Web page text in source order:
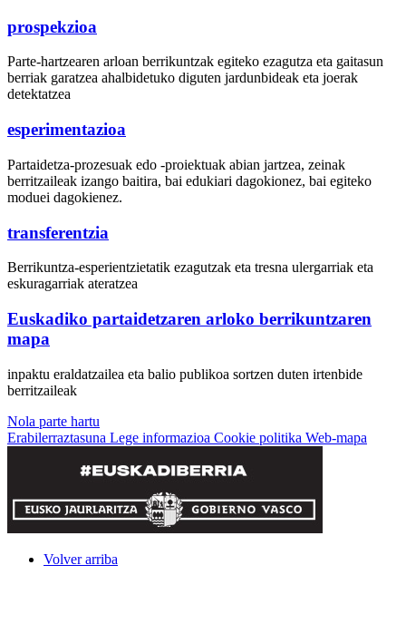
prospekzioa
Parte-hartzearen arloan berrikuntzak egiteko ezagutza eta gaitasun
berriak garatzea ahalbidetuko diguten jardunbideak eta joerak
detektatzea
esperimentazioa
Partaidetza-prozesuak edo -proiektuak abian jartzea, zeinak
berritzaileak izango baitira, bai edukiari dagokionez, bai egiteko
moduei dagokienez.
transferentzia
Berrikuntza-esperientzietatik ezagutzak eta tresna ulergarriak eta
eskuragarriak ateratzea
Euskadiko partaidetzaren arloko berrikuntzaren
mapa
inpaktu eraldatzailea eta balio publikoa sortzen duten irtenbide
berritzaileak
Nola parte hartu
Erabilerraztasuna Lege informazioa Cookie politika Web-mapa
Volver arriba